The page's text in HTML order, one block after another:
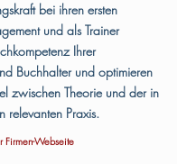
bei ihren ersten
und als Trainer
Ihrer
Buchhalter und optimieren
zwischen Theorie und der in
relevanten Praxis.
Firmen-Webseite